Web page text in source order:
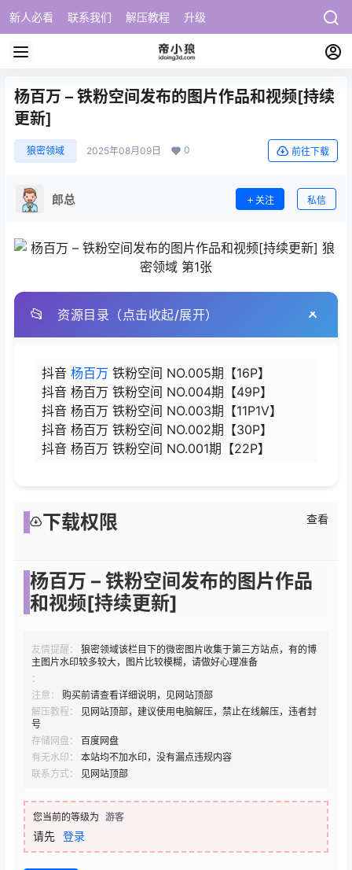
新人必看 联系我们 解压教程 升级
杨百万 – 铁粉空间发布的图片作品和视频[持续
更新]
狼密领域 2025年08月09日 0 前往下载
郎总 关注 私信
📂 资源目录（点击收起/展开）
抖音 杨百万 铁粉空间 NO.005期【16P】
抖音 杨百万 铁粉空间 NO.004期【49P】
抖音 杨百万 铁粉空间 NO.003期【11P1V】
抖音 杨百万 铁粉空间 NO.002期【30P】
抖音 杨百万 铁粉空间 NO.001期【22P】
下载权限 查看
杨百万 – 铁粉空间发布的图片作品
和视频[持续更新]
友情提醒：
狼密领域该栏目下的微密图片收集于第三方站点，有的博
主图片水印较多较大，图片比较模糊，请做好心理准备
：
注意：
购买前请查看详细说明，见网站顶部
解压教程：
见网站顶部，建议使用电脑解压，禁止在线解压，违者封
号
存储网盘：
百度网盘
有无水印：
本站均不加水印，没有漏点违规内容
联系方式：
见网站顶部
您当前的等级为 游客
请先 登录